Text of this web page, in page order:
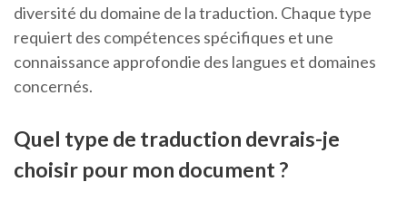
diversité du domaine de la traduction. Chaque type
requiert des compétences spécifiques et une
connaissance approfondie des langues et domaines
concernés.
Quel type de traduction devrais-je
choisir pour mon document ?